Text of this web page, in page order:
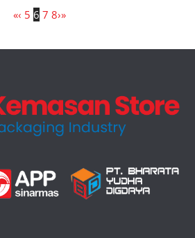
«‹ 5 6 7 8›»